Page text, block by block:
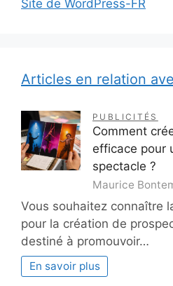
Site de WordPress-FR
Articles en relation
PUBLICITÉS
Comment
efficace pour
spectacle ?
Maurice
Vous souhaitez connaître
pour la création de
destiné à promouvoir…
En savoir plus